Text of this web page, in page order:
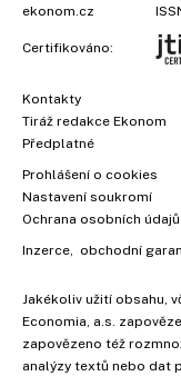
ekonom.cz
Certifikováno:
Kontakty
Tiráž redakce Ekonom
Předplatné
Prohlášení o cookies
Nastavení soukromí
Ochrana osobních údajů
Inzerce , obchodní
Jakékoliv užití obsahu,
Economia, a.s.
zapovězeno též
analýzy textů nebo dat